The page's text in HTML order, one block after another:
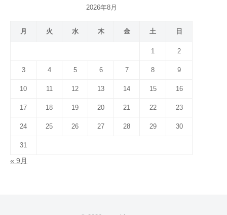
2026年8月
月 火 水 木 金 土 日
1 2
3 4 5 6 7 8 9
10 11 12 13 14 15 16
17 18 19 20 21 22 23
24 25 26 27 28 29 30
31
« 9月